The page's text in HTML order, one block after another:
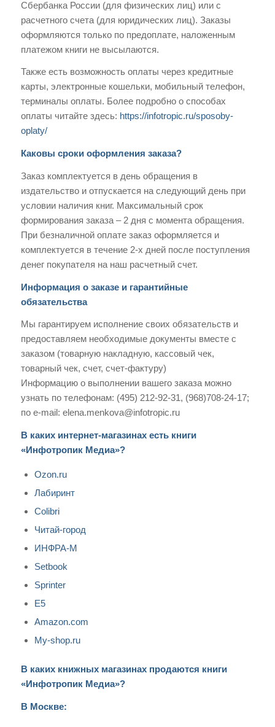
Сбербанка России (для физических лиц) или с
расчетного счета (для юридических лиц). Заказы
оформляются только по предоплате, наложенным
платежом книги не высылаются.
Также есть возможность оплаты через кредитные
карты, электронные кошельки, мобильный телефон,
терминалы оплаты. Более подробно о способах
оплаты читайте здесь: https://infotropic.ru/sposoby-
oplaty/
Каковы сроки оформления заказа?
Заказ комплектуется в день обращения в
издательство и отпускается на следующий день при
условии наличия книг. Максимальный срок
формирования заказа – 2 дня с момента обращения.
При безналичной оплате заказ оформляется и
комплектуется в течение 2-х дней после поступления
денег покупателя на наш расчетный счет.
Информация о заказе и гарантийные
обязательства
Мы гарантируем исполнение своих обязательств и
предоставляем необходимые документы вместе с
заказом (товарную накладную, кассовый чек,
товарный чек, счет, счет-фактуру)
Информацию о выполнении вашего заказа можно
узнать по телефонам: (495) 212-92-31, (968)708-24-17;
по e-mail: elena.menkova@infotropic.ru
В каких интернет-магазинах есть книги
«Инфотропик Медиа»?
Ozon.ru
Лабиринт
Colibri
Читай-город
ИНФРА-М
Setbook
Sprinter
E5
Amazon.com
My-shop.ru
В каких книжных магазинах продаются книги
«Инфотропик Медиа»?
В Москве: